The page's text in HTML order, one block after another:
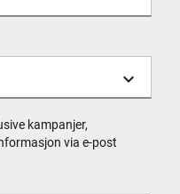
kampanjer,
via e-post